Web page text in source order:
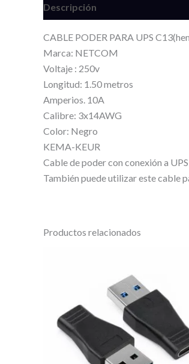
Descripción
CABLE PODER PARA UPS
Marca: NETCOM
Voltaje : 250v
Longitud: 1.50 metros
Amperios. 10A
Calibre: 3x14AWG
Color: Negro
KEMA-KEUR
Cable de poder con conexión a
También puede utilizar este cable
Productos relacionados